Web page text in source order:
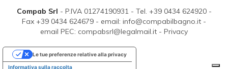
Compab Srl - P.IVA 01274190931 - Tel. +39 0434 624920-
Fax +39 0434 624679 - email: info@compabilbagno.it -
email PEC: compabsrl@legalmail.it - Privacy
Informativa sulla raccolta
Le tue preferenze relative alla privacy